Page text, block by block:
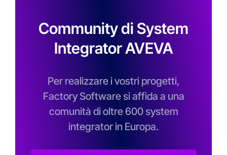
Community di System
Integrator AVEVA
Per realizzare i vostri progetti,
Factory Software si affida a una
comunità di oltre 600 system
integrator in Europa.